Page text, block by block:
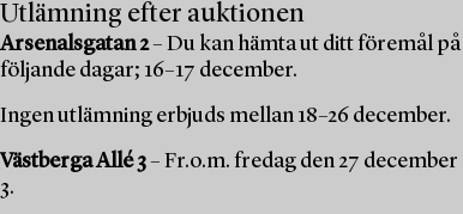
Utlämning efter auktionen
Arsenalsgatan 2– Du kan hämta ut ditt föremål
följande dagar; 16–17 december.
Ingen utlämning erbjuds mellan 18–26 december.
Västberga Allé 3– Fr.o.m. fredag den 27
3.